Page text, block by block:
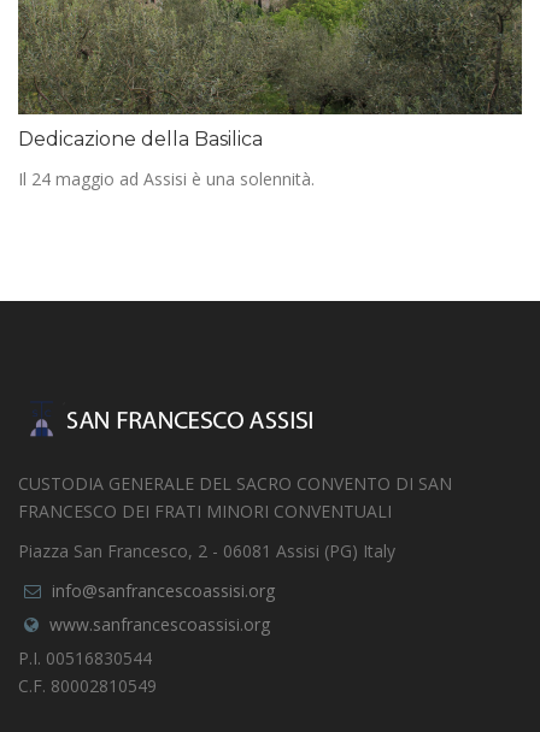
Dedicazione della Basilica
Il 24 maggio ad Assisi è una solennità.
CUSTODIA GENERALE DEL SACRO CONVENTO DI SAN
FRANCESCO DEI FRATI MINORI CONVENTUALI
Piazza San Francesco, 2 - 06081 Assisi (PG) Italy
info@sanfrancescoassisi.org
www.sanfrancescoassisi.org
P.I. 00516830544
C.F. 80002810549